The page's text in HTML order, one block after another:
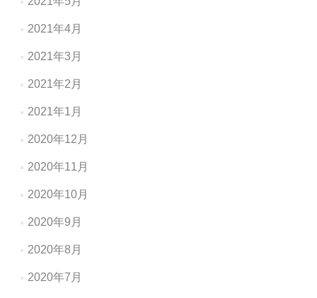
2021年4月
2021年3月
2021年2月
2021年1月
2020年12月
2020年11月
2020年10月
2020年9月
2020年8月
2020年7月